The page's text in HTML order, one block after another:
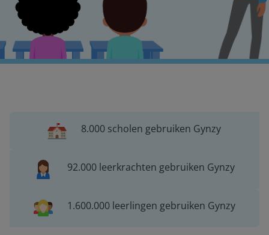
8.000 scholen gebruiken Gynzy
92.000 leerkrachten gebruiken Gynzy
1.600.000 leerlingen gebruiken Gynzy